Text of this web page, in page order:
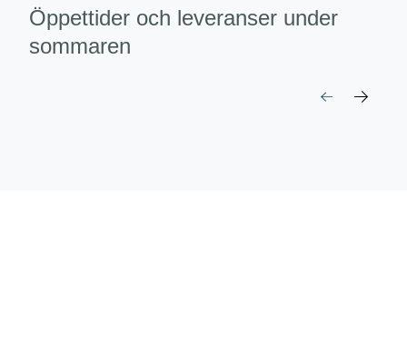
Öppettider och leveranser under
sommaren